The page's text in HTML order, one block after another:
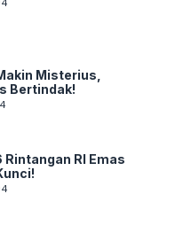
Misterius,
Bertindak!
Rintangan RI Emas